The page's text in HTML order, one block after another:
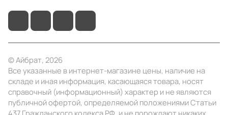
© Айбрат, 2026
Все указанные в интернет-магазине цены, наличие на
складе и иная информация, касающаяся товара, носят
справочный (информационный) характер и не являются
публичной офертой, определяемой положениями Статьи